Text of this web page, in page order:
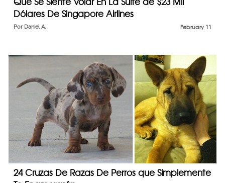
Dólares De Singapore Airlines
February 11
Por Daniel A.
24 Cruzas De Razas De Perros que Simplemente